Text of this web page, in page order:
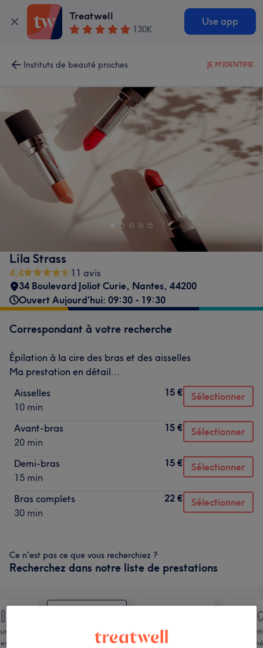
Treatwell
130K
Use app
Instituts de beauté proches JE M'IDENTIFIE
Lila Strass
4,4
11 avis
34 Boulevard Joliot Curie, Nantes, 44200
Ouvert Aujourd'hui: 09:30 - 19:30
Correspondant à votre recherche
Épilation à la cire des bras et des aisselles
Ma prestation en détail...
Aisselles
10 min
15 € Sélectionner
Avant-bras
20 min
15 € Sélectionner
Demi-bras
15 min
15 € Sélectionner
Bras complets
30 min
22 € Sélectionner
Ce n'est pas ce que vous recherchiez ?
Recherchez dans notre liste de prestations
et
pieds
Épilation